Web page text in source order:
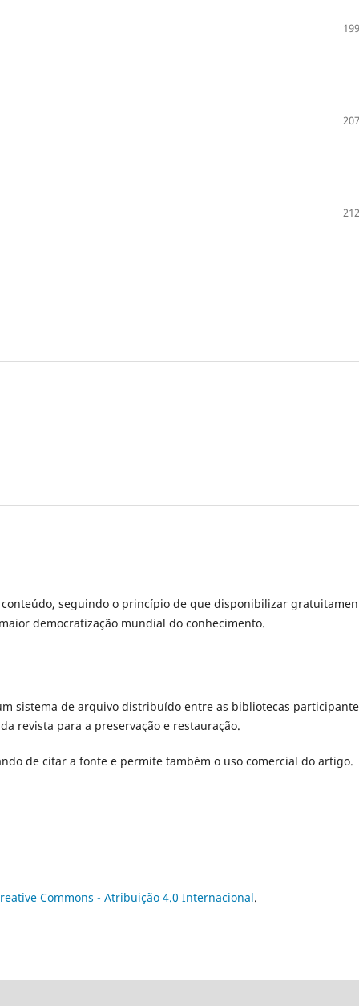
seguindo o princípio de que disponibilizar
democratização mundial do conhecimento.
sistema de arquivo distribuído entre as bibliotecas
revista para a preservação e restauração.
de citar a fonte e permite também o uso comercial do artigo.
Commons - Atribuição 4.0 Internacional.